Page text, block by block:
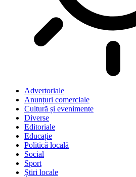
Advertoriale
Anunțuri comerciale
Cultură și evenimente
Diverse
Editoriale
Educație
Politică locală
Social
Sport
Știri locale